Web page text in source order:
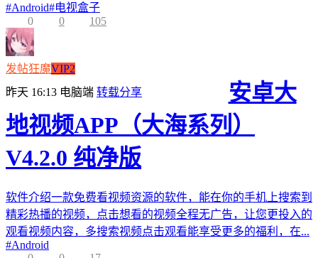
#Android#电视盒子
0
0 105
发帖狂魔VIP2
昨天 16:13 电脑端 转载分享
安卓大
地视频APP（大海系列）
V4.2.0 纯净版
软件介绍一款免费看视频资源的软件，能在你的手机上搜索到
精彩热播的视频，点击想看的视频全程无广告，让您更投入的
观看视频内容，多搜索视频点击观看能享受更多的福利，在...
#Android